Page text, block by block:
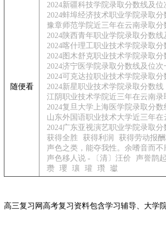
随便看
2024新疆科技学院录取分数线及
2024蚌埠经济技术职业学院录取
豫章师范学院近三年在云南录取分
2024陕西青年职业学院录取分数
2024喀什理工职业技术学院录取
2024图木舒克职业技术学院录取
2024济宁医学院录取分数线及位
2024可克达拉职业技术学院录取
2024新星职业技术学院录取分数线
江阴职业技术学院近三年在云南录
2024复旦大学上海医学院录取分
山东外国语职业技术大学近三年在
2024广东亚视演艺职业学院录取
获得全胜
获得利润 获得劳动报
声色之类，能夺我性。余嗜音而
声色移人说 - 〔清〕汪价
声誉鹊起
瓒 瓔 瓖 瓘 瓚 瓛
高三复习网高考复习资料包含学习辅导、大学